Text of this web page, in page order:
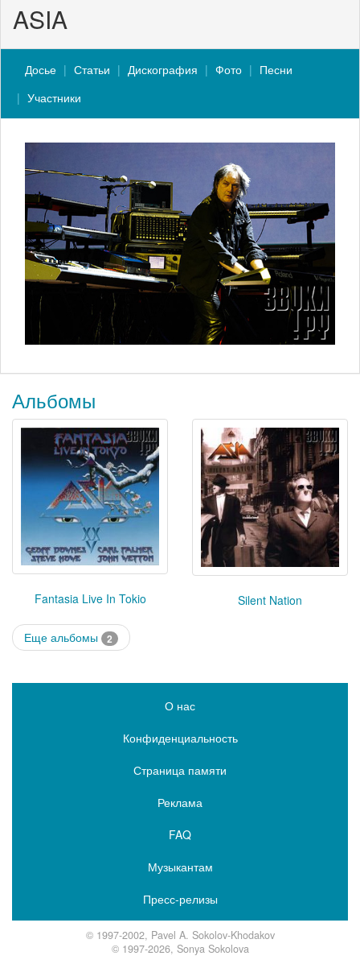
ASIA
Досье Статьи Дискография Фото
Песни
Участники
Альбомы
Fantasia Live In Tokio Silent Nation
Еще альбомы 2
О нас
Конфиденциальность
Страница памяти
Реклама
FAQ
Музыкантам
Пресс-релизы
© 1997-2002, Pavel A. Sokolov-Khodakov
© 1997-2026, Sonya Sokolova